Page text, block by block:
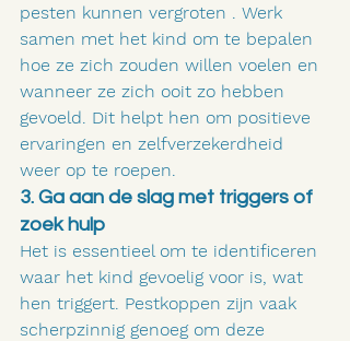
pesten kunnen vergroten . Werk
samen met het kind om te bepalen
hoe ze zich zouden willen voelen en
wanneer ze zich ooit zo hebben
gevoeld. Dit helpt hen om positieve
ervaringen en zelfverzekerdheid
weer op te roepen.
3. Ga aan de slag met triggers of
zoek hulp
Het is essentieel om te identificeren
waar het kind gevoelig voor is, wat
hen triggert. Pestkoppen zijn vaak
scherpzinnig genoeg om deze